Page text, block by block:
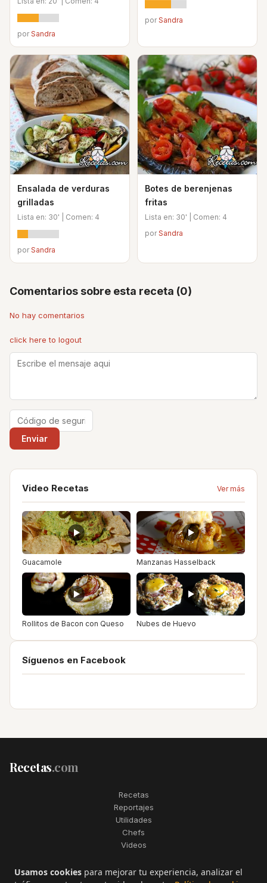
porSandra
porSandra
Ensalada de verduras
grilladas
Lista en: 30' | Comen: 4
porSandra
Botes de berenjenas
fritas
Lista en: 30' | Comen: 4
porSandra
Comentarios sobre esta receta (0)
No hay comentarios
click here to logout
Video Recetas Ver más
Guacamole Manzanas Hasselback
Rollitos de Bacon con Queso Nubes de Huevo
Síguenos en Facebook
Recetas.com
Recetas
Reportajes
Utilidades
Chefs
Videos
2006–2026. Todos los derechos reservados. Recetas.com es una
marca registrada de Telfo Networks S.L.
Usamos cookies para mejorar tu experiencia, analizar el